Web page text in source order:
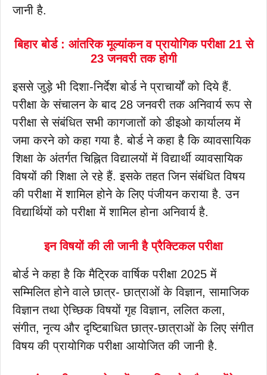
जानी है.
बिहार बोर्ड : आंतरिक मूल्यांकन व प्रायोगिक परीक्षा 21 से
23 जनवरी तक होगी
इससे जुड़े भी दिशा-निर्देश बोर्ड ने प्राचार्यों को दिये हैं.
परीक्षा के संचालन के बाद 28 जनवरी तक अनिवार्य रूप से
परीक्षा से संबंधित सभी कागजातों को डीइओ कार्यालय में
जमा करने को कहा गया है. बोर्ड ने कहा है कि व्यावसायिक
शिक्षा के अंतर्गत चिह्नित विद्यालयों में विद्यार्थी व्यावसायिक
विषयों की शिक्षा ले रहे हैं. इसके तहत जिन संबंधित विषय
की परीक्षा में शामिल होने के लिए पंजीयन कराया है. उन
विद्यार्थियों को परीक्षा में शामिल होना अनिवार्य है.
इन विषयों की ली जानी है प्रैक्टिकल परीक्षा
बोर्ड ने कहा है कि मैट्रिक वार्षिक परीक्षा 2025 में
सम्मिलित होने वाले छात्र- छात्राओं के विज्ञान, सामाजिक
विज्ञान तथा ऐच्छिक विषयों गृह विज्ञान, ललित कला,
संगीत, नृत्य और दृष्टिबाधित छात्र-छात्राओं के लिए संगीत
विषय की प्रायोगिक परीक्षा आयोजित की जानी है.